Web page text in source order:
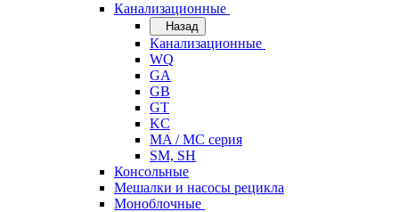
Канализационные
Назад
Канализационные
WQ
GA
GB
GT
KC
MA / MC серия
SM, SH
Консольные
Мешалки и насосы рецикла
Моноблочные